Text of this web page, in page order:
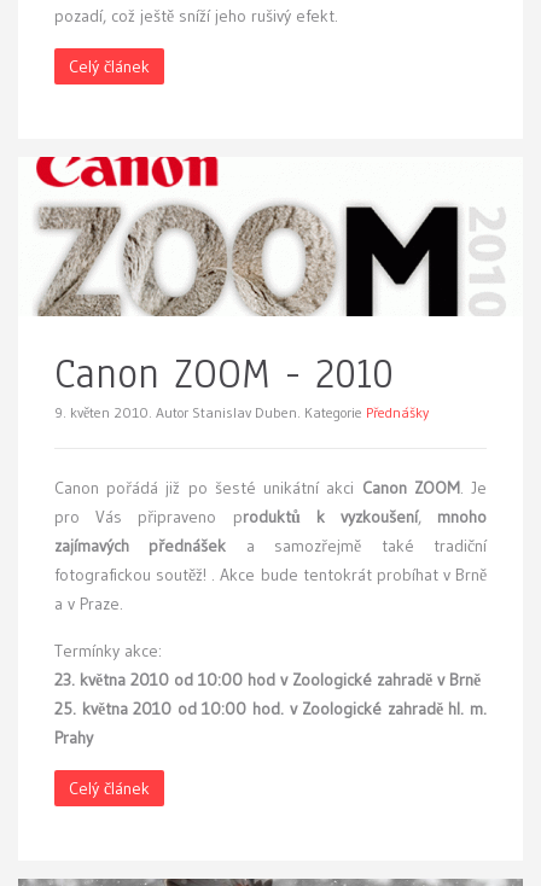
pozadí, což ještě sníží jeho rušivý efekt.
Celý článek
Canon ZOOM - 2010
9. květen 2010. Autor Stanislav Duben. Kategorie Přednášky
Canon pořádá již po šesté unikátní akci Canon ZOOM. Je
pro Vás připraveno produktů k vyzkoušení, mnoho
zajímavých přednášek a samozřejmě také tradiční
fotografickou soutěž! . Akce bude tentokrát probíhat v Brně
a v Praze.
Termínky akce:
23. května 2010 od 10:00 hod v Zoologické zahradě v Brně
25. května 2010 od 10:00 hod. v Zoologické zahradě hl. m.
Prahy
Celý článek